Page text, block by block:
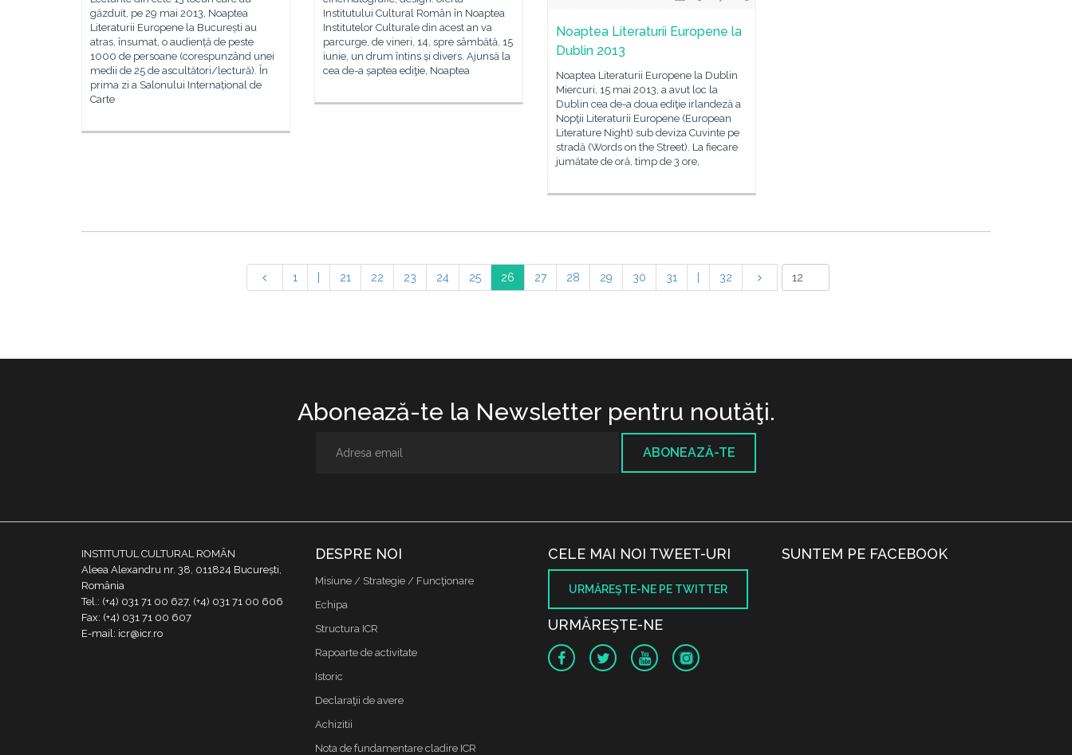
Institutului Cultural Român în Noaptea
Institutelor Culturale din acest an va
parcurge, de vineri, 14, spre sâmbătă, 15
iunie, un drum întins și divers. Ajunsă la
cea de-a șaptea ediţie, Noaptea
găzduit, pe 29 mai 2013, Noaptea
Literaturii Europene la București au
atras, însumat, o audiență de peste
1000 de persoane (corespunzând unei
medii de 25 de ascultători/lectură). În
prima zi a Salonului Internațional de
Carte
Noaptea Literaturii Europene la
Dublin 2013
Noaptea Literaturii Europene la Dublin
Miercuri, 15 mai 2013, a avut loc la
Dublin cea de-a doua ediţie irlandeză a
Nopţii Literaturii Europene (European
Literature Night) sub deviza Cuvinte pe
stradă (Words on the Street). La fiecare
jumătate de oră, timp de 3 ore,
1 21 22 23 24 25 26 27 28 29 30 31 32
Abonează-te la Newsletter pentru noutăţi.
ABONEAZĂ-TE
INSTITUTUL CULTURAL ROMÂN
Aleea Alexandru nr. 38, 011824 București,
România
Tel.: (+4) 031 71 00 627, (+4) 031 71 00 606
Fax: (+4) 031 71 00 607
E-mail: icr@icr.ro
DESPRE NOI
Misiune / Strategie / Funcţionare
Echipa
Structura ICR
Rapoarte de activitate
Istoric
Declaraţii de avere
Achizitii
Nota de fundamentare cladire ICR
CELE MAI NOI TWEET-URI
URMĂREŞTE-NE PE TWITTER
URMĂREŞTE-NE
SUNTEM PE FACEBOOK